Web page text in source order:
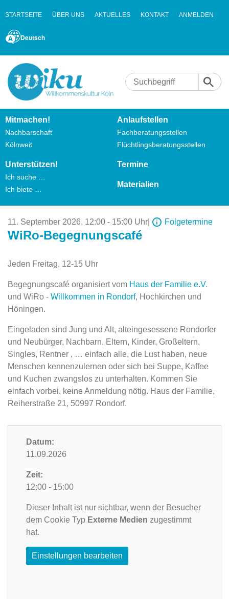
STARTSEITE ÜBER UNS AKTUELLES KONTAKT ANMELDEN
Deutsch
Mitmachen!
Nachbarschaft
Kölnweit
Anlaufstellen
Fachberatungsstellen
Flüchtlingsberatungsstellen
Unterstützen!
Ich suche …
Ich biete …
Termine
Materialien
11. September 2026, 12:00 - 15:00 Uhr Folgetermine
WiRo-Begegnungscafé
Jeden Freitag, 12-15 Uhr
Begegnungscafé organisiert vom Haus der Familie e.V.
und WiRo - Willkommen in Rondorf, Hochkirchen und
Höningen.
Eingeladen sind Jung und Alt, alteingesessene Rondorfer
und Neubürger, Nachbarn, Eltern, Kinder, Großeltern,
Singles, Rentner , … einfach alle, die Lust haben, neue
Menschen kennenzulernen oder sich bei Suppe, Kaffee
und Kuchen zwangslos zu unterhalten. Kommen Sie
einfach vorbei, keine Anmeldung nötig. Haus der Familie,
Reiherstraße 21, 50997 Rondorf.
Datum:
11.09.2026
Zeit:
12:00 - 15:00
Dieser Inhalt ist nur sichtbar, wenn der Besucher
dem Cookie Typ Externe Medien zugestimmt
hat.
Einstellungen bearbeiten